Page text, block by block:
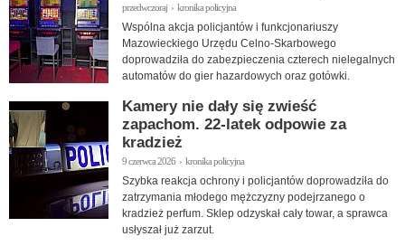
przedwczoraj › kronika policyjna
Wspólna akcja policjantów i funkcjonariuszy
Mazowieckiego Urzędu Celno-Skarbowego
doprowadziła do zabezpieczenia czterech nielegalnych
automatów do gier hazardowych oraz gotówki.
Kamery nie dały się zwieść
zapachom. 22-latek odpowie za
kradzież
9 czerwca 2026 › kronika policyjna
Szybka reakcja ochrony i policjantów doprowadziła do
zatrzymania młodego mężczyzny podejrzanego o
kradzież perfum. Sklep odzyskał cały towar, a sprawca
usłyszał już zarzut.